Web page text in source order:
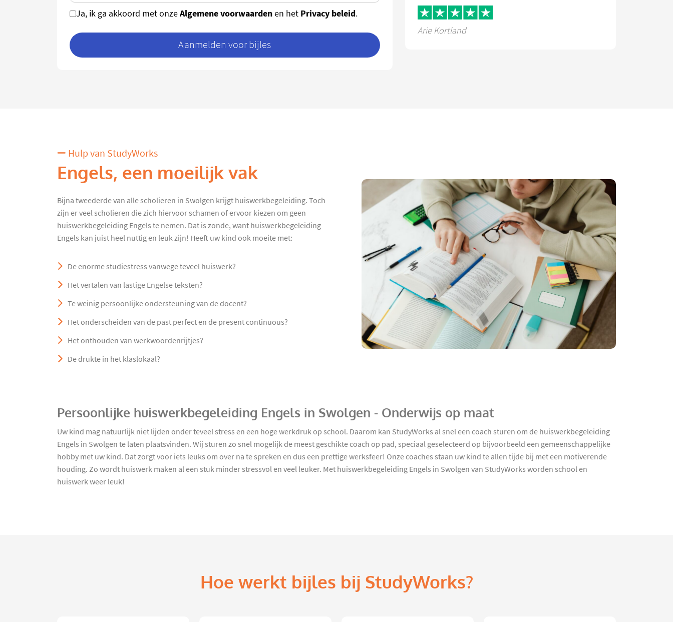
Ja, ik ga akkoord met onzeAlgemene voorwaardenen het Privacy beleid.
Aanmelden voor bijles
Arie Kortland
Hulp van StudyWorks
Engels, een moeilijk vak
Bijna tweederde van alle scholieren in Swolgen krijgt huiswerkbegeleiding. Toch
zijn er veel scholieren die zich hiervoor schamen of ervoor kiezen om geen
huiswerkbegeleiding Engels te nemen. Dat is zonde, want huiswerkbegeleiding
Engels kan juist heel nuttig en leuk zijn! Heeft uw kind ook moeite met:
De enorme studiestress vanwege teveel huiswerk?
Het vertalen van lastige Engelse teksten?
Te weinig persoonlijke ondersteuning van de docent?
Het onderscheiden van de past perfect en de present continuous?
Het onthouden van werkwoordenrijtjes?
De drukte in het klaslokaal?
Persoonlijke huiswerkbegeleiding Engels in Swolgen - Onderwijs op maat
Uw kind mag natuurlijk niet lijden onder teveel stress en een hoge werkdruk op school. Daarom kan StudyWorks al snel een coach sturen om de huiswerkbegeleiding
Engels in Swolgen te laten plaatsvinden. Wij sturen zo snel mogelijk de meest geschikte coach op pad, speciaal geselecteerd op bijvoorbeeld een gemeenschappelijke
hobby met uw kind. Dat zorgt voor iets leuks om over na te spreken en dus een prettige werksfeer! Onze coaches staan uw kind te allen tijde bij met een motiverende
houding. Zo wordt huiswerk maken al een stuk minder stressvol en veel leuker. Met huiswerkbegeleiding Engels in Swolgen van StudyWorks worden school en
huiswerk weer leuk!
Hoe werkt bijles bij StudyWorks?